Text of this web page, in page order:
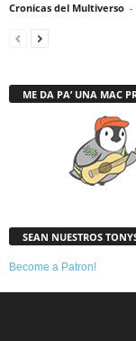
Cronicas del Multiverso -
ME DA PA’ UNA MAC
SEAN NUESTROS
Become a Patron!